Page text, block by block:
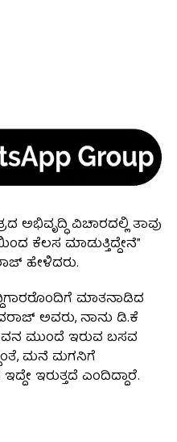
ಅಭಿವೃದ್ಧಿ ವಿಚಾರದಲ್ಲಿ ತಾವು
ಕೆಲಸ ಮಾಡುತ್ತಿದ್ದೇನೆ”
ಹೇಳಿದರು.
ಮಾತನಾಡಿದ
ಅವರು, ನಾನು ಡಿ.ಕೆ
ಮುಂದೆ ಇರುವ ಬಸವ
ಮನೆ ಮಗನಿಗೆ
ಇರುತ್ತದೆ ಎಂದಿದ್ದಾರೆ.